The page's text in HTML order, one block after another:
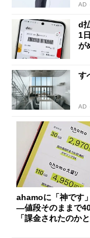
AD
d
1
が
す
AD
ahamoに「神です
―値段そのままで
「課金されたのか